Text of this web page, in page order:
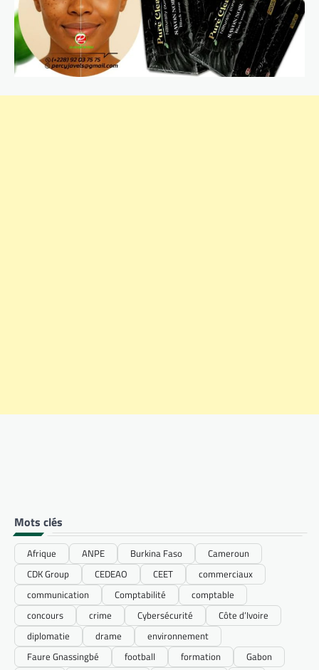
Mots clés
Afrique ANPE Burkina Faso
Cameroun
CDK Group
CEDEAO CEET
commerciaux
communication
Comptabilité
comptable
concours
crime Cybersécurité
Côte d’Ivoire
diplomatie
drame
environnement
Faure Gnassingbé
football formation
Gabon